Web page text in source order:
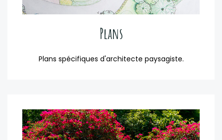
Plans
Plans spécifiques d'architecte paysagiste.